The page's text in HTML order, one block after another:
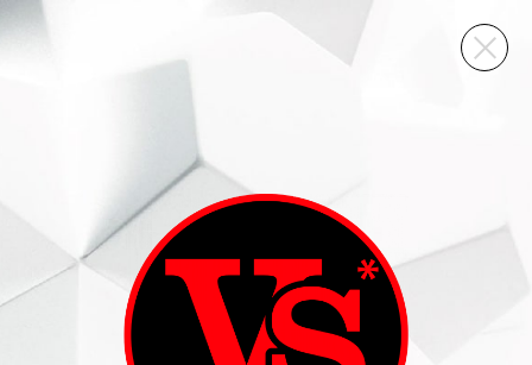
ВИННЫЙ СКЛАД